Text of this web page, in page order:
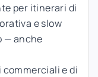
per itinerari di
e slow
— anche
commerciali e di